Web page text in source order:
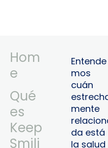
Hom
e
Qué
es
Keep
Smili
Entende
mos
cuán
mente
da está
la salud